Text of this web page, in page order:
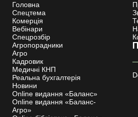
Головна
Спецтема
Комерція
Вебінари
Спецрозбір
Агропорадники
Агро
Кадровик
Медичні КНП
Реальна бухгалтерія
Новини
Online видання «Баланс»
Online видання «Баланс-
Агро»